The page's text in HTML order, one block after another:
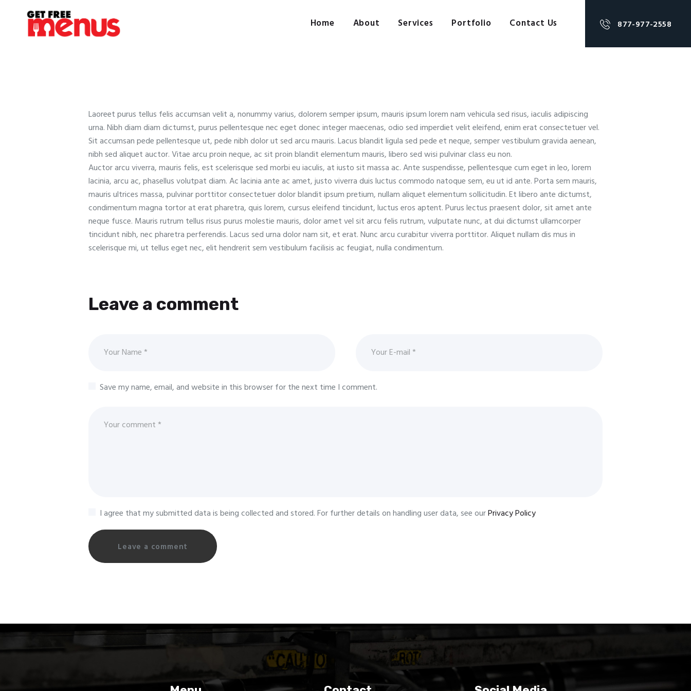
Home About Services Portfolio Contact Us 877-977-2558
Laoreet purus tellus felis accumsan velit a, nonummy varius, dolorem semper ipsum, mauris ipsum lorem nam vehicula sed risus, iaculis adipiscing
urna. Nibh diam diam dictumst, purus pellentesque nec eget donec integer maecenas, odio sed imperdiet velit eleifend, enim erat consectetuer vel.
Sit accumsan pede pellentesque ut, pede nibh dolor ut sed arcu mauris. Lacus blandit ligula sed pede et neque, semper vestibulum gravida aenean,
nibh sed aliquet auctor. Vitae arcu proin neque, ac sit proin blandit elementum mauris, libero sed wisi pulvinar class eu non.
Auctor arcu viverra, mauris felis, est scelerisque sed morbi eu iaculis, at iusto sit massa ac. Ante suspendisse, pellentesque cum eget in leo, lorem
lacinia, arcu ac, phasellus volutpat diam. Ac lacinia ante ac amet, justo viverra duis luctus commodo natoque sem, eu ut id ante. Porta sem mauris,
mauris ultrices massa, pulvinar porttitor consectetuer dolor blandit ipsum pretium, nullam aliquet elementum sollicitudin. Et libero ante dictumst,
condimentum magna tortor at erat pharetra, quis lorem, cursus eleifend tincidunt, luctus eros aptent. Purus lectus praesent dolor, sit amet ante
neque fusce. Mauris rutrum tellus risus purus molestie mauris, dolor amet vel sit arcu felis rutrum, vulputate nunc, at dui dictumst ullamcorper
tincidunt nibh, nec pharetra perferendis. Lacus sed urna dolor nam sit, et erat. Nunc arcu curabitur viverra porttitor. Aliquet nullam dis mus in
scelerisque mi, ut tellus eget nec, elit hendrerit sem vestibulum facilisis ac feugiat, nulla condimentum.
Leave a comment
Save my name, email, and website in this browser for the next time I comment.
I agree that my submitted data is being collected and stored. For further details on handling user data, see ourPrivacy Policy